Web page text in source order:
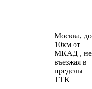
Москва, до
10км от
МКАД , не
въезжая в
пределы
ТТК